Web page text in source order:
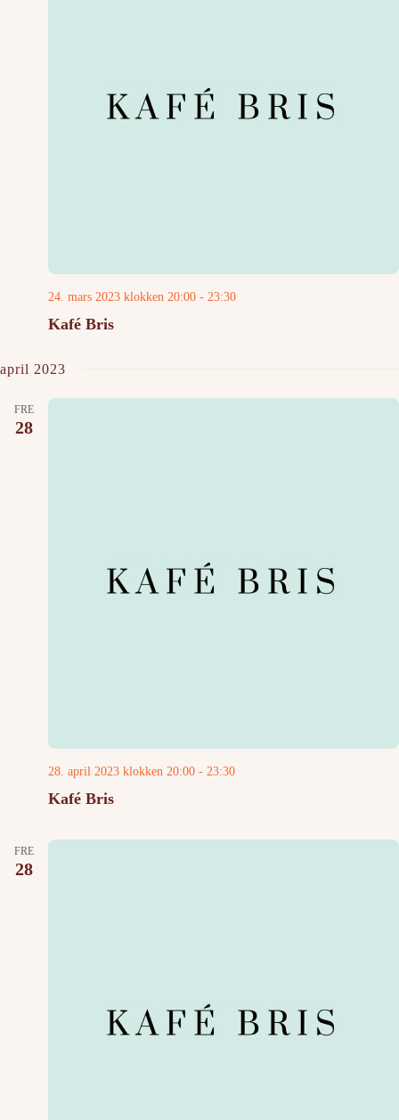
Kafé Bris
24. mars 2023 klokken 20:00 - 23:30
april 2023
FRE
28
Kafé Bris
28. april 2023 klokken 20:00 - 23:30
FRE
28